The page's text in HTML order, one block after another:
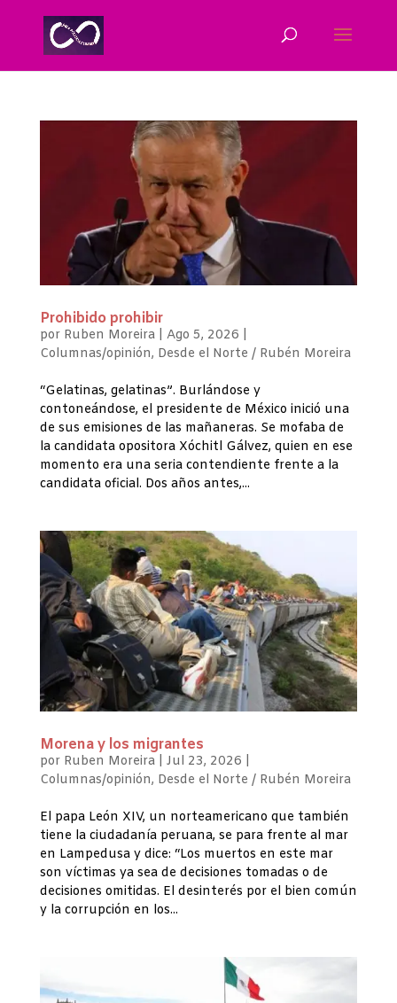
Prohibido prohibir
por Ruben Moreira| Ago 5, 2026
Columnas/opinión, Desde el Norte / Rubén Moreira
“Gelatinas, gelatinas”. Burlándose y
contoneándose, el presidente de México inició una
de sus emisiones de las mañaneras. Se mofaba de
la candidata opositora Xóchitl Gálvez, quien en ese
momento era una seria contendiente frente a la
candidata oficial. Dos años antes,...
Morena y los migrantes
por Ruben Moreira| Jul 23, 2026
Columnas/opinión, Desde el Norte / Rubén Moreira
El papa León XIV, un norteamericano que también
tiene la ciudadanía peruana, se para frente al mar
en Lampedusa y dice: “Los muertos en este mar
son víctimas ya sea de decisiones tomadas o de
decisiones omitidas. El desinterés por el bien común
y la corrupción en los...